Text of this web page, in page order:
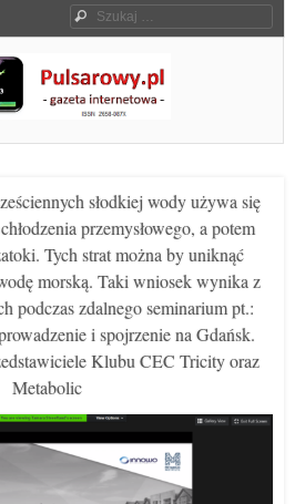
Szukaj
słodkiej wody używa się
przemysłowego, a potem
Tych strat można by uniknąć
morską. Taki wniosek wynika z
podczas zdalnego seminarium pt.:
i spojrzenie na Gdańsk.
Klubu CEC Tricity oraz
Metabolic